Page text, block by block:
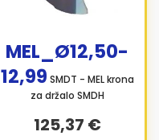
MEL_Ø12,50-
12,99 SMDT - MEL krona
za držalo SMDH
125,37 €